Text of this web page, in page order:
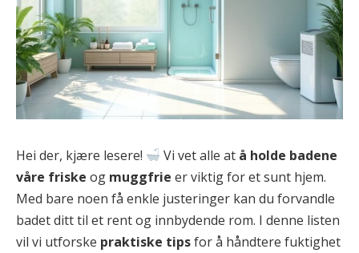
Hei der, kjære lesere! Vi vet alle at å holde badene
våre friske og muggfrie er viktig for et sunt hjem.
Med bare noen få enkle justeringer kan du forvandle
badet ditt til et rent og innbydende rom. I denne listen
vil vi utforske praktiske tipsfor å håndtere fuktighet